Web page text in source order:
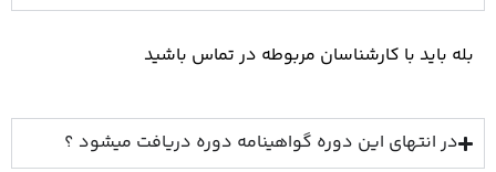
بله باید با کارشناسان مربوطه در تماس باشید
در انتهای این دوره گواهینامه دوره دریافت میشود ؟